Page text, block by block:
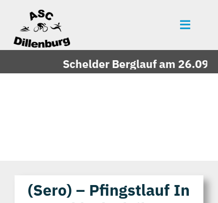
springen
Toggle
Unsere Partner
Schelder Berglauf am
(sero) – Pfingstlauf In